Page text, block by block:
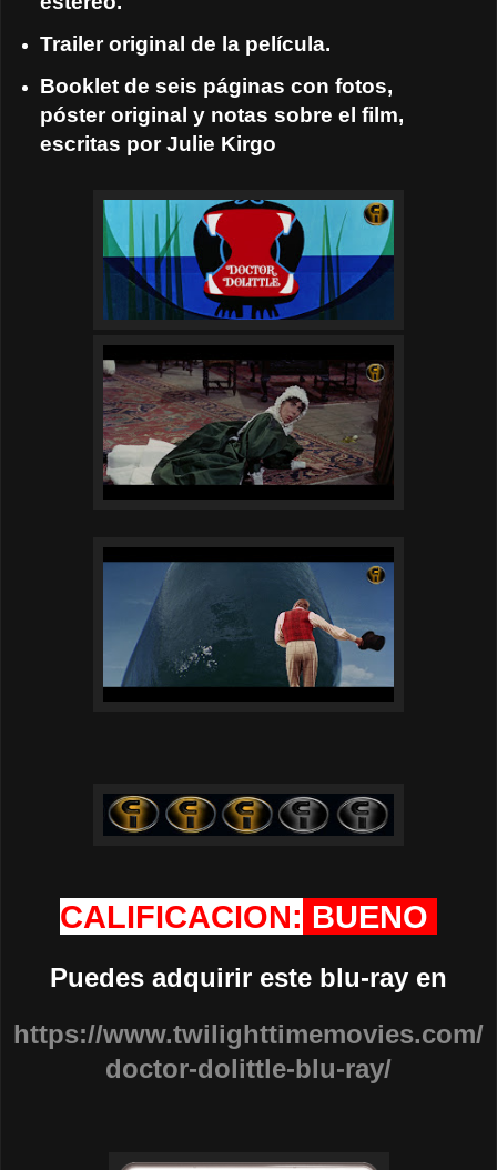
Trailer original de la película.
Booklet de seis páginas con fotos,
póster original y notas sobre el film,
escritas por Julie Kirgo
CALIFICACION: BUENO
Puedes adquirir este blu-ray en
https://www.twilighttimemovies.com/
doctor-dolittle-blu-ray/